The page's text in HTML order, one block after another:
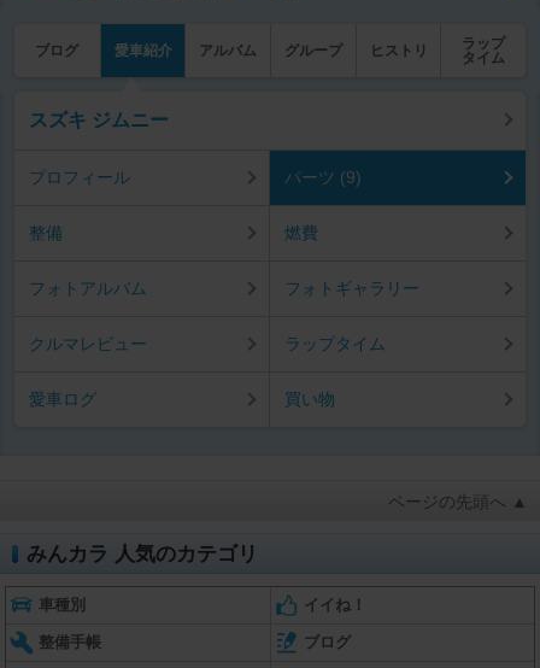
ブログ 愛車紹介 アルバム グループ ヒストリ
ラップ
タイム
スズキ ジムニー
プロフィール パーツ (9)
整備 燃費
フォトアルバム フォトギャラリー
クルマレビュー ラップタイム
愛車ログ 買い物
ページの先頭へ ▲
みんカラ 人気のカテゴリ
車種別 イイね！
整備手帳 ブログ